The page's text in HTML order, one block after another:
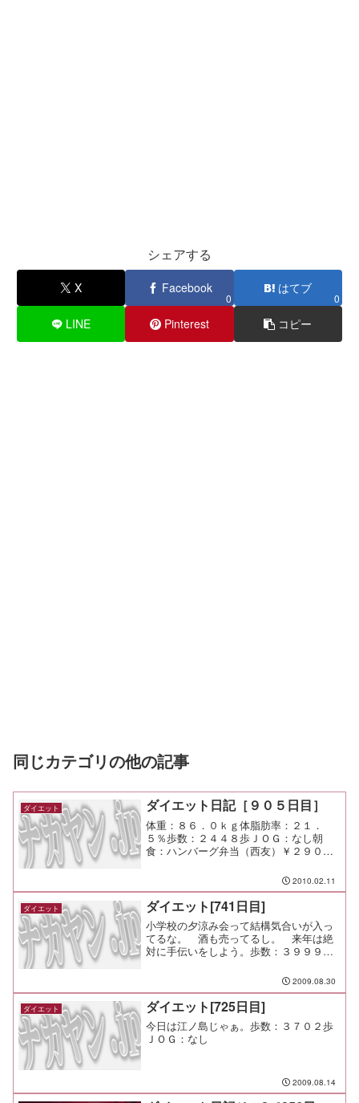
シェアする
X Facebook
0
はてブ
0
LINE Pinterest コピー
同じカテゴリの他の記事
ダイエット ダイエット日記［９０５日目］
体重：８６．０ｋｇ体脂肪率：２１．
５％歩数：２４４８歩ＪＯＧ：なし朝
食：ハンバーグ弁当（西友）￥２９０昼
古庵間食：メモ：休出で速く帰ると意気
込んでいたけど無理だった・・・。
2010.02.11
ダイエット ダイエット[741日目]
小学校の夕涼み会って結構気合いが入っ
てるな。 酒も売ってるし。 来年は絶
対に手伝いをしよう。歩数：３９９９Ｊ
2009.08.30
ダイエット ダイエット[725日目]
今日は江ノ島じゃぁ。歩数：３７０２歩
ＪＯＧ：なし
2009.08.14